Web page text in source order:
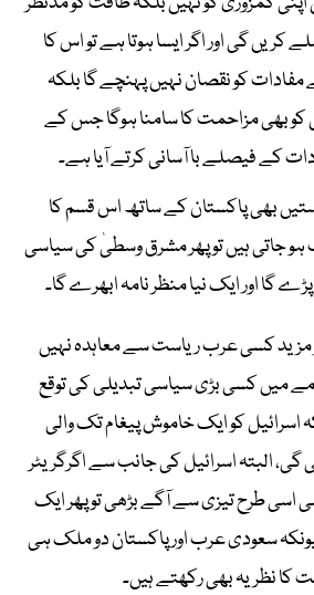
گی اور اگر ایسا ہوتا ہے تو اس کا
کو نقصان نہیں پہنچے گا بلکہ
کو بھی مزاحمت کا سامنا ہوگا جس کے
کے فیصلے با آسانی کرتے آیا ہے۔
بھی پاکستان کے ساتھ اس قسم کا
ہو جاتی ہیں تو پھر مشرق وسطیٰ کی سیاسی
گا اور ایک نیا منظر نامہ ابھرے گا۔
کسی عرب ریاست سے معاہدہ نہیں
میں کسی بڑی سیاسی تبدیلی کی توقع
اسرائیل کو ایک خاموش پیغام تک والی
البتہ اسرائیل کی جانب سے اگرگریٹر
اسی طرح تیزی سے آگے بڑھی تو پھر ایک
سعودی عرب اور پاکستان دو ملک ہی
کا نظریہ بھی رکھتے ہیں۔